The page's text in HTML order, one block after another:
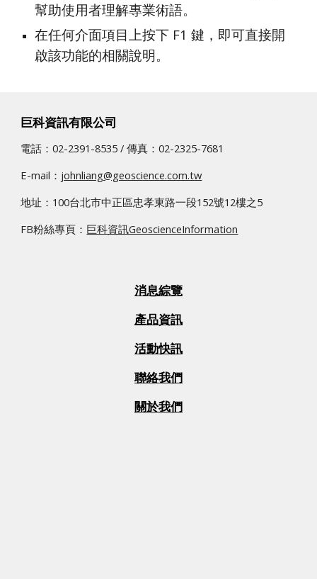
幫助使用者理解專業術語。
在任何介面項目上按下 F1 鍵，即可直接開
啟該功能的相關說明。
巨科資訊有限公司
電話：02-2391-8535 / 傳真：02­-2325-7681
E-mail： johnliang@geoscience.com.tw
地址：100台北市中正區忠孝東路一段152號12樓之5
FB粉絲專頁： 巨科資訊GeoscienceInformation
消息綜覽
產品資訊
活動快訊
聯絡我們
關於我們